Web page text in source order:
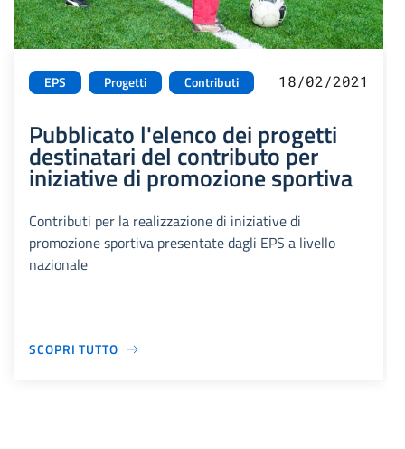
EPS Progetti Contributi 18/02/2021
Pubblicato l'elenco dei progetti
destinatari del contributo per
iniziative di promozione sportiva
Contributi per la realizzazione di iniziative di
promozione sportiva presentate dagli EPS a livello
nazionale
SCOPRI TUTTO